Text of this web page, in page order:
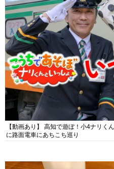
【動画あり】 高知で遊ぼ！小4ナリく
に路面電車にあちこち巡り